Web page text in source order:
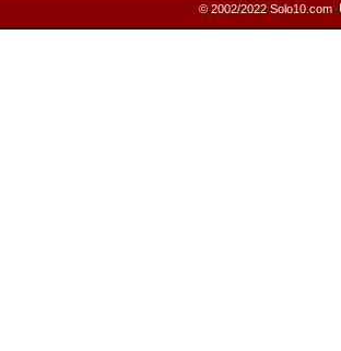
© 2002/2022 Solo10.com